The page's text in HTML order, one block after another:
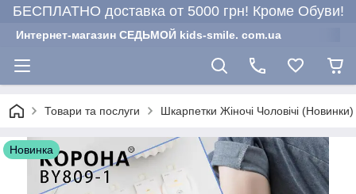
БЕСПЛАТНО доставка от 5000 грн! Кроме Обуви!
Интернет-магазин СЕДЬМОЙ kids-smile. com.ua
Товари та послуги Шкарпетки Жіночі Чоловічі (Новинки)
Новинка